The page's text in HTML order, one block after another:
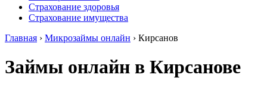
Страхование здоровья
Страхование имущества
Главная › Микрозаймы онлайн › Кирсанов
Займы онлайн в Кирсанове